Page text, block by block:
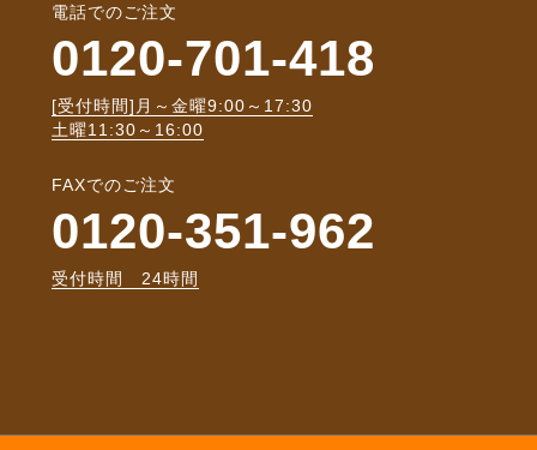
電話でのご注文
0120-701-418
[受付時間]月～金曜9:00～17:30
土曜11:30～16:00
FAXでのご注文
0120-351-962
受付時間 24時間